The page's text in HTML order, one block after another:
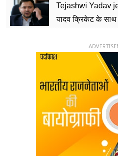
Tejashwi Yadav
यादव क्रिकेट के साथ